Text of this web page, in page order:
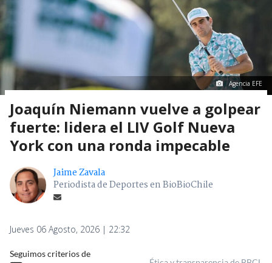
Agencia EFE
Joaquín Niemann vuelve a golpear
fuerte: lidera el LIV Golf Nueva
York con una ronda impecable
Jaime Zavala
Periodista de Deportes en BioBioChile
Jueves 06 Agosto, 2026 | 22:32
Seguimos criterios de